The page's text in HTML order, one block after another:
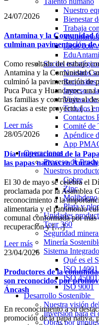
Nuestro
Bienestar
Trabaja
Ideas con
Socios
Nuestros
Requisitos
Ingreso a
Visitas a
Trabajos
Contactos
Comité de
Apéndice
App
Operaciones
Proceso de
Nuestros
Cobre
Zinc
Molibdeno
Plata y
Unidades
Tour 360
Seguridad
Minería
Sistema
Qué es el
ISO 14001
ISO 45001
ISO 9001
Desarrollo Sostenible
Nuestra visión
Inversión para el
Obras por
24/07/2026
Antamina y la Comunidad
culminan pavimentación de
Como resultado del trabajo
Antamina y la Comunidad
culminó la pavimentación de
Puca Puca y Huancayoc, una
las familias y contribuye al
Gracias a este proyecto, […]
Leer más
28/05/2026
Día Internacional de la
las papas nativas en Áncash
El 30 de mayo se celebra el
proclamada por la Asamblea
reconocimiento a la
alimentaria y el patrimonio
comunal conformada por
recuperación y […]
Leer más
23/04/2026
Productores de la
son reconocidos por
Áncash
En reconocimiento a su
promoción de la papa nativa,